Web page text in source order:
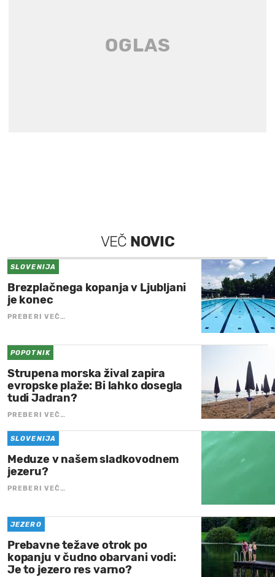
VEČ NOVIC
SLOVENIJA
Brezplačnega kopanja v Ljubljani
je konec
PREBERI VEČ…
POPOTNIK
Strupena morska žival zapira
evropske plaže: Bi lahko dosegla
tudi Jadran?
PREBERI VEČ…
SLOVENIJA
Meduze v našem sladkovodnem
jezeru?
PREBERI VEČ…
JEZERO
Prebavne težave otrok po
kopanju v čudno obarvani vodi:
Je to jezero res varno?